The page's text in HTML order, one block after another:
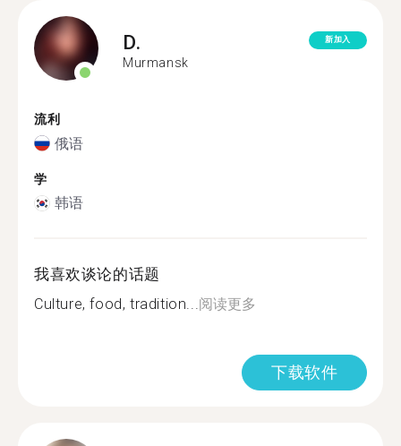
D.
Murmansk
新加入
流利
俄语
学
韩语
我喜欢谈论的话题
Culture, food, tradition...阅读更多
下载软件